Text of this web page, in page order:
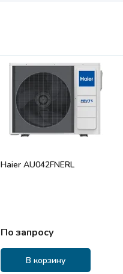
Haier AU042FNERL
По запросу
В корзину